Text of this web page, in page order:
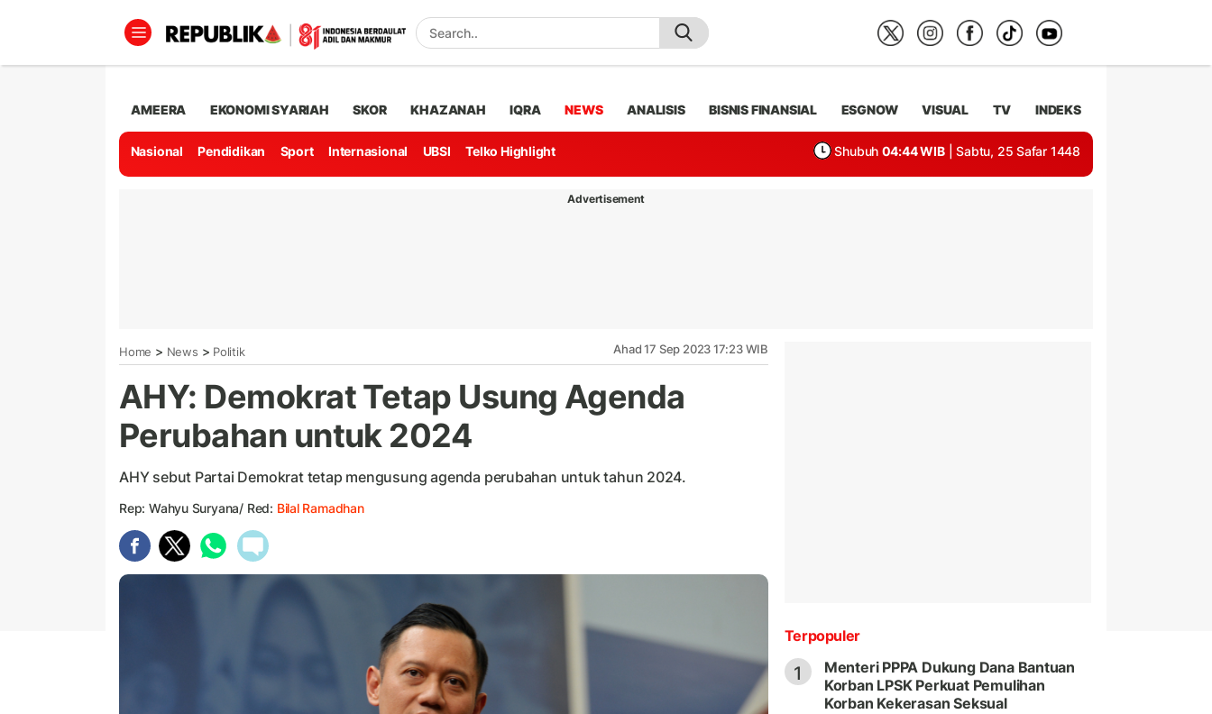
AMEERA EKONOMI SYARIAH SKOR KHAZANAH IQRA NEWS ANALISIS BISNIS FINANSIAL ESGNOW VISUAL TV INDEKS
Nasional Pendidikan Sport Internasional UBSI Telko Highlight Shubuh 04:44 WIB | Sabtu, 25 Safar 1448
Advertisement
Home > News > Politik Ahad 17 Sep 2023 17:23 WIB
AHY: Demokrat Tetap Usung Agenda
Perubahan untuk 2024
AHY sebut Partai Demokrat tetap mengusung agenda perubahan untuk tahun 2024.
Rep: Wahyu Suryana/ Red: Bilal Ramadhan
Terpopuler
1
Menteri PPPA Dukung Dana Bantuan
Korban LPSK Perkuat Pemulihan
Korban Kekerasan Seksual